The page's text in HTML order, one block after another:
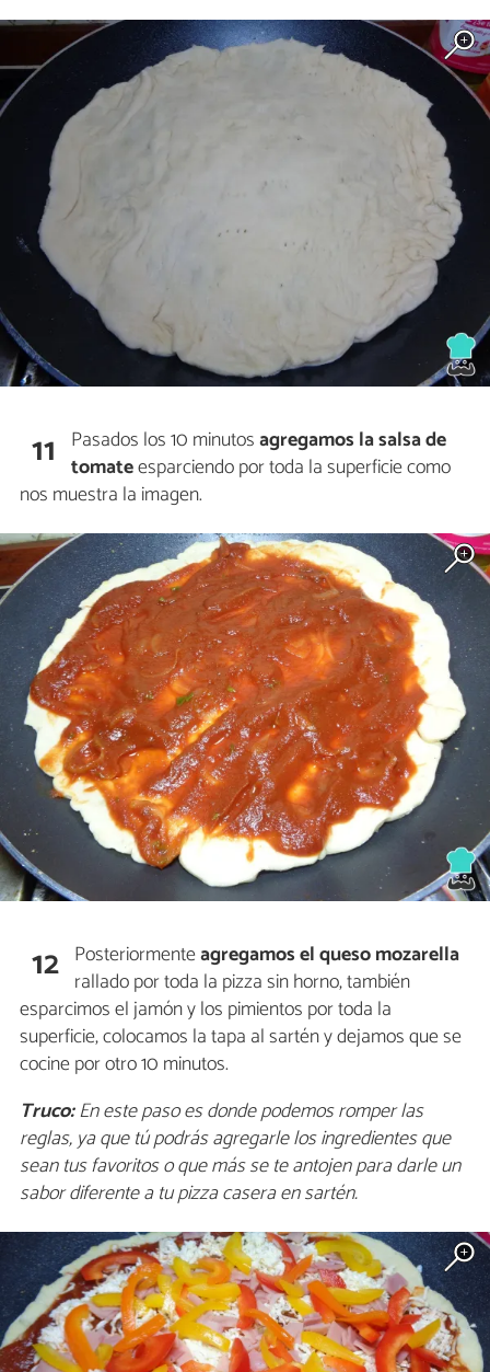
11 Pasados los 10 minutosagregamos la salsa de
tomateesparciendo por toda la superficie como
nos muestra la imagen.
12 Posteriormenteagregamos el queso mozarella
rallado por toda la pizza sin horno, también
esparcimos el jamón y los pimientos por toda la
superficie, colocamos la tapa al sartén y dejamos que se
cocine por otro 10 minutos.
Truco:En este paso es donde podemos romper las
reglas, ya que tú podrás agregarle los ingredientes que
sean tus favoritos o que más se te antojen para darle un
sabor diferente a tu pizza casera en sartén.